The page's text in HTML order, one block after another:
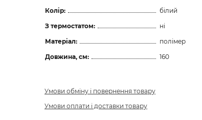
Колір:
білий
З термостатом:
ні
Матеріал:
полімер
Довжина, см:
160
Умови обміну і повернення товару
Умови оплати і доставки товару